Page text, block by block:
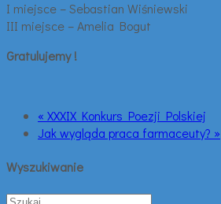
I miejsce – Sebastian Wiśniewski
III miejsce – Amelia Bogut
Gratulujemy !
« XXXIX Konkurs Poezji Polskiej
Jak wygląda praca farmaceuty? »
Wyszukiwanie